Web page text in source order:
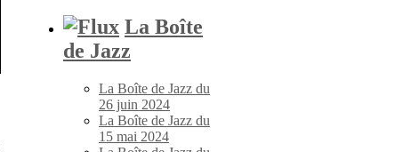
La Boîte
de Jazz
La Boîte de Jazz du
26 juin 2024
La Boîte de Jazz du
15 mai 2024